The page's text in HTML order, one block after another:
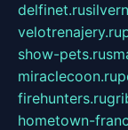
delfinet.ru
velotrenajery.ru
show-pets.ru
miraclecoon.ru
firehunters.ru
hometown-